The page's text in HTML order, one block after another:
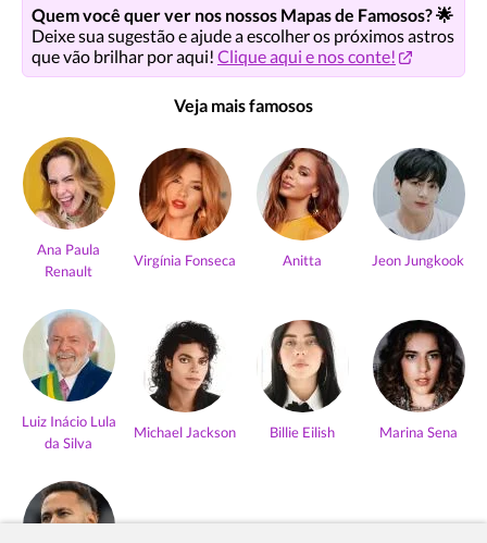
Quem você quer ver nos nossos Mapas de Famosos? 🌟
Deixe sua sugestão e ajude a escolher os próximos astros
que vão brilhar por aqui! Clique aqui e nos conte!
Veja mais famosos
Ana Paula
Renault
Virgínia Fonseca Anitta Jeon Jungkook
Luiz Inácio Lula
da Silva
Michael Jackson Billie Eilish Marina Sena